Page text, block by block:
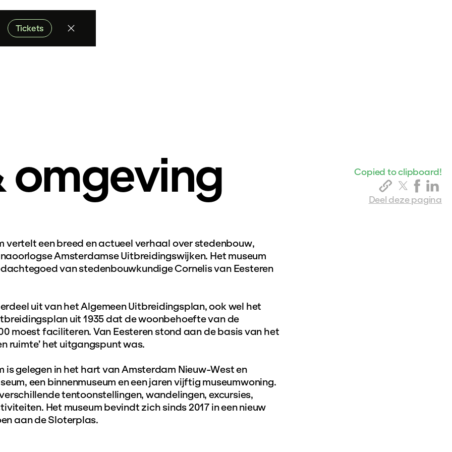
Tickets
omgeving Deel deze pagina
Copied to clipboard!
vertelt een breed en actueel verhaal over stedenbouw,
Amsterdamse Uitbreidingswijken. Het museum
van stedenbouwkundige Cornelis van Eesteren
uit van het Algemeen Uitbreidingsplan, ook wel het
uit 1935 dat de woonbehoefte van de
moest faciliteren. Van Eesteren stond aan de basis van het
ruimte’ het uitgangspunt was.
is gelegen in het hart van Amsterdam Nieuw-West en
een binnenmuseum en een jaren vijftig museumwoning.
tentoonstellingen, wandelingen, excursies,
Het museum bevindt zich sinds 2017 in een nieuw
aan de Sloterplas.